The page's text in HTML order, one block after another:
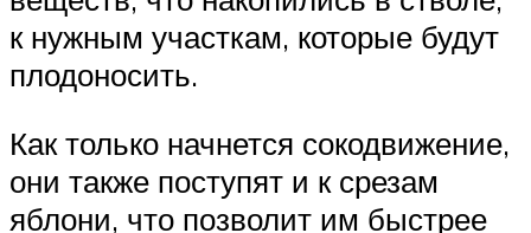
к нужным участкам, которые будут
плодоносить.
Как только начнется сокодвижение,
они также поступят и к срезам
яблони, что позволит им быстрее